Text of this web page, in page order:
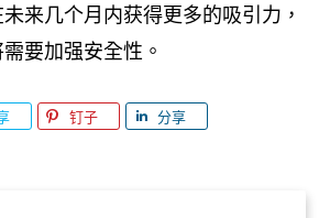
来几个月内获得更多的吸引力，
要加强安全性。
钉子 分享